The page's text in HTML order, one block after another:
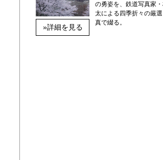
»詳細を見る
の勇姿を、鉄道写真家
太による四季折々の厳
真で綴る。